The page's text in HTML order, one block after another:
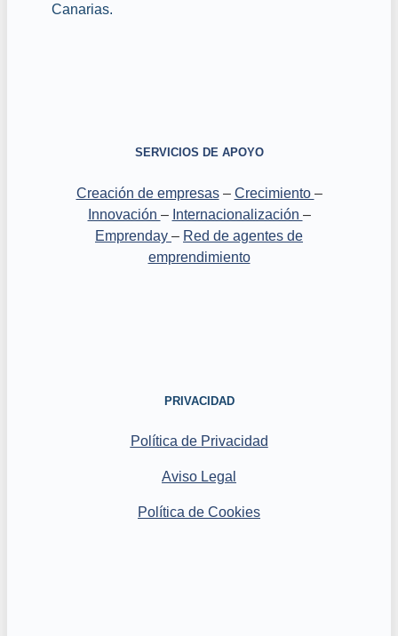
Canarias.
SERVICIOS DE APOYO
Creación de empresas– Crecimiento –
Innovación – Internacionalización –
Emprenday – Red de agentes de
emprendimiento
PRIVACIDAD
Política de Privacidad
Aviso Legal
Política de Cookies